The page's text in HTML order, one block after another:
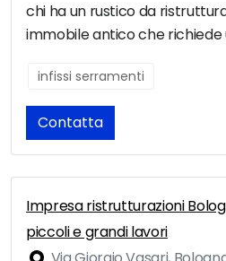
chi ha un rustico da
immobile antico che richiede
infissi serramenti
Contatta
Impresa ristrutturazioni
piccoli e grandi lavori